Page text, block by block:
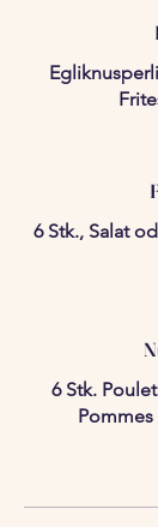
6 Stk., Salat
6 Stk.
Pommes